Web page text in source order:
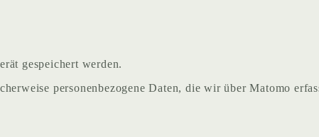
gespeichert werden.
personenbezogene Daten, die wir über Matomo